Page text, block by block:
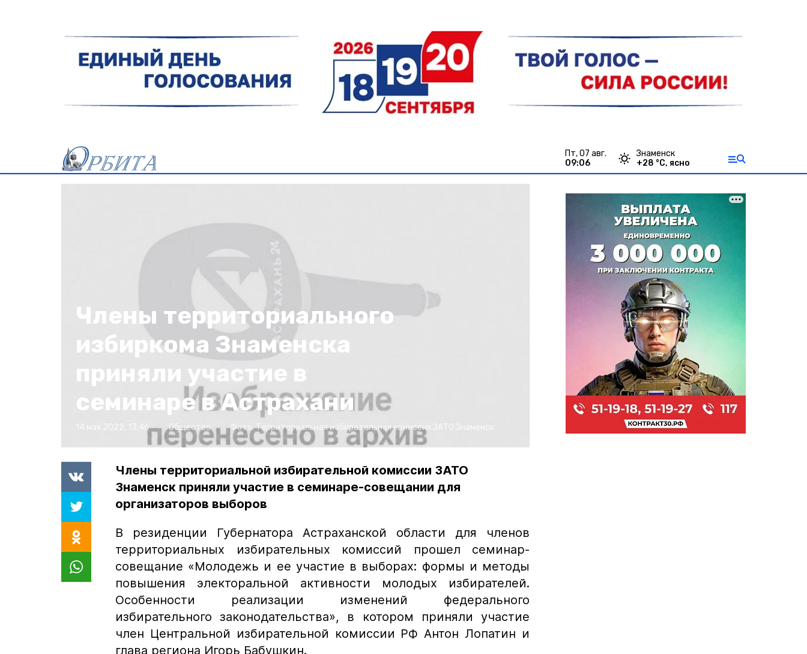
пт, 07 авг.
09:06
Знаменск
+28 °С, ясно
Члены территориального
избиркома Знаменска
приняли участие в
семинаре в Астрахани
14 мая 2022, 13:46 Общество Фото:Территориальная избирательная комиссия ЗАТО Знаменск
Члены территориальной избирательной комиссии ЗАТО
Знаменск приняли участие в семинаре-совещании для
организаторов выборов
В резиденции Губернатора Астраханской области для членов
территориальных избирательных комиссий прошел семинар-
совещание «Молодежь и ее участие в выборах: формы и методы
повышения электоральной активности молодых избирателей.
Особенности реализации изменений федерального
избирательного законодательства», в котором приняли участие
член Центральной избирательной комиссии РФ Антон Лопатин и
глава региона Игорь Бабушкин.